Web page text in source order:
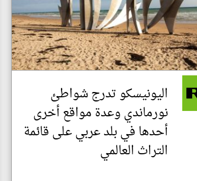
اليونيسكو تدرج شواطئ
نورماندي وعدة مواقع أخرى
أحدها في بلد عربي على قائمة
التراث العالمي